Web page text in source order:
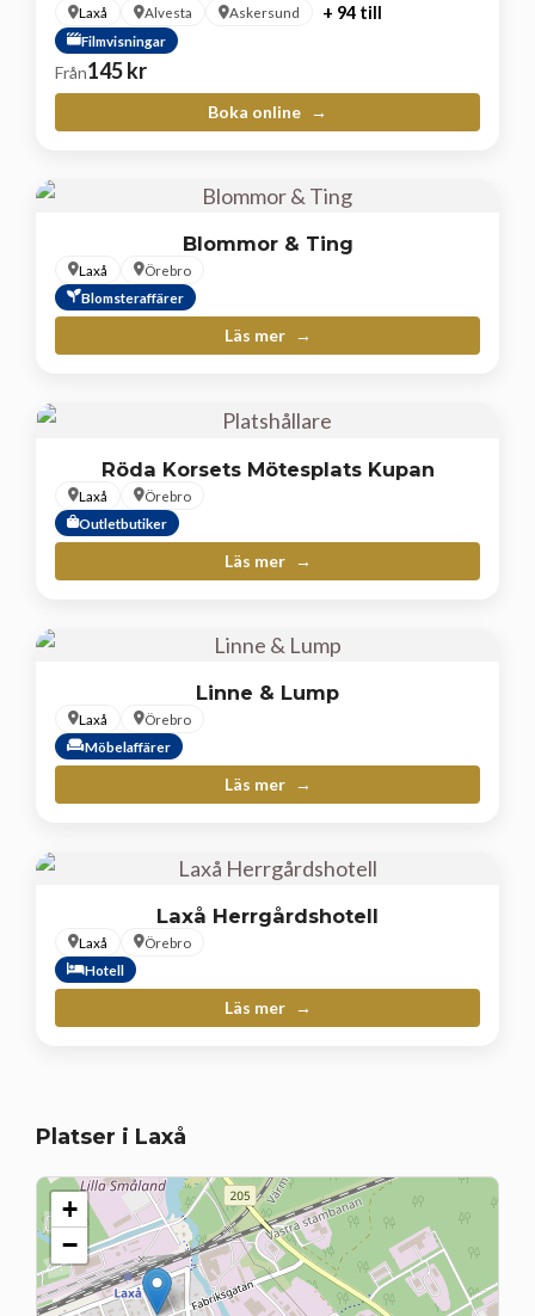
Laxå Alvesta Askersund + 94 till
Filmvisningar
Från145kr
Boka online
Blommor & Ting
Laxå
Örebro
Blomsteraffärer
Läs mer
Röda Korsets Mötesplats Kupan
Laxå
Örebro
Outletbutiker
Läs mer
Linne & Lump
Laxå
Örebro
Möbelaffärer
Läs mer
Laxå Herrgårdshotell
Laxå
Örebro
Hotell
Läs mer
Platser i Laxå
+
−